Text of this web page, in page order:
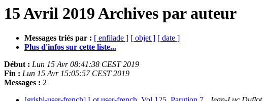
15 Avril 2019 Archives par auteur
Messages triés par : [ enfilade ] [ objet ] [ date ]
Plus d'infos sur cette liste...
Début : Lun 15 Avr 08:41:38 CEST 2019
Fin : Lun 15 Avr 15:05:57 CEST 2019
Messages : 2